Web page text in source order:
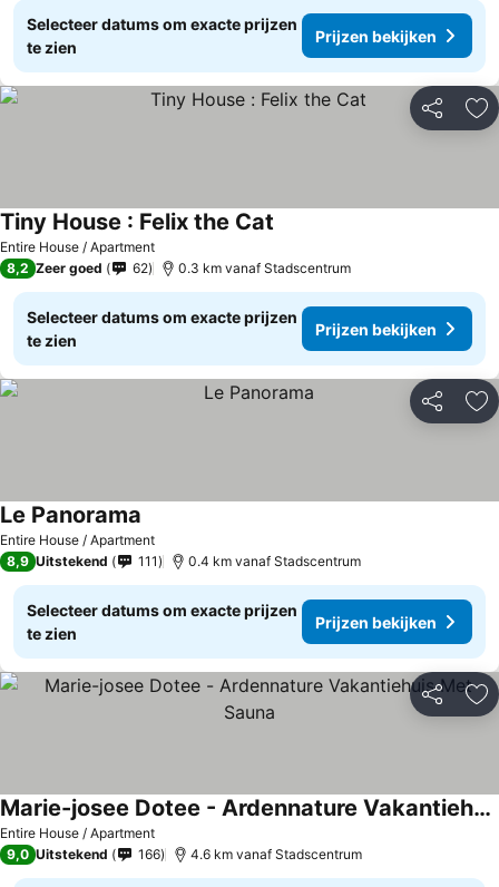
Selecteer datums om exacte prijzen
te zien
Prijzen bekijken
Delen
Entire House / Apartment
Tiny House : Felix the Cat
8,2 Zeer goed 62 0.3 km vanaf Stadscentrum
Selecteer datums om exacte prijzen
te zien
Prijzen bekijken
Delen
Entire House / Apartment
Le Panorama
8,9 Uitstekend 111 0.4 km vanaf Stadscentrum
Selecteer datums om exacte prijzen
te zien
Prijzen bekijken
Delen
Entire House / Apartment
Marie-josee Dotee - Ardennature Vakantiehuis Met Sauna
9,0 Uitstekend 166 4.6 km vanaf Stadscentrum